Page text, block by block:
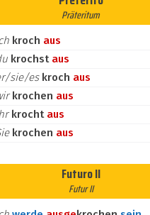
Präteritum
kroch aus
krochst aus
sie/es kroch aus
krochen aus
krocht aus
krochen aus
Futuro II
Futur II